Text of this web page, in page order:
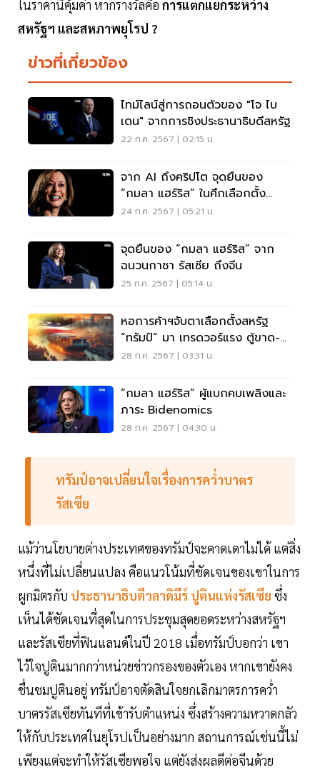
ในราคานี้คุ้มค่า หากรางวัลคือ การแตกแยกระหว่าง
สหรัฐฯ และสหภาพยุโรป ?
ข่าวที่เกี่ยวข้อง
ไทม์ไลน์สู่การถอนตัวของ "โจ ไบ
เดน" จากการชิงประธานาธิบดีสหรัฐ
22 ก.ค. 2567 | 02:15 น.
จาก AI ถึงคริปโต จุดยืนของ
“กมลา แฮร์ริส” ในศึกเลือกตั้ง
สหรัฐฯ
24 ก.ค. 2567 | 05:21 น.
จุดยืนของ “กมลา แฮร์ริส” จาก
ฉนวนกาซา รัสเซีย ถึงจีน
25 ก.ค. 2567 | 05:14 น.
หอการค้าฯจับตาเลือกตั้งสหรัฐ
“ทรัมป์” มา เทรดวอร์แรง ตู้ขาด-
ค่าระวางพุ่ง
28 ก.ค. 2567 | 03:31 น.
“กมลา แฮร์ริส” ผู้แบกคบเพลิงและ
ภาระ Bidenomics
28 ก.ค. 2567 | 04:30 น.
ทรัมป์อาจเปลี่ยนใจเรื่องการคว่ำบาตร
รัสเซีย
แม้ว่านโยบายต่างประเทศของทรัมป์จะคาดเดาไม่ได้ แต่สิ่ง
หนึ่งที่ไม่เปลี่ยนแปลง คือแนวโน้มที่ชัดเจนของเขาในการ
ผูกมิตรกับ ประธานาธิบดีวลาดิมีร์ ปูตินแห่งรัสเซีย ซึ่ง
เห็นได้ชัดเจนที่สุดในการประชุมสุดยอดระหว่างสหรัฐฯ
และรัสเซียที่ฟินแลนด์ในปี 2018 เมื่อทรัมป์บอกว่า เขา
ไว้ใจปูตินมากกว่าหน่วยข่าวกรองของตัวเอง หากเขายังคง
ชื่นชมปูตินอยู่ ทรัมป์อาจตัดสินใจยกเลิกมาตรการคว่ำ
บาตรรัสเซียทันทีที่เข้ารับตำแหน่ง ซึ่งสร้างความหวาดกลัว
ให้กับประเทศในยุโรปเป็นอย่างมาก สถานการณ์เช่นนี้ไม่
เพียงแต่จะทำให้รัสเซียพอใจ แต่ยังส่งผลดีต่อจีนด้วย